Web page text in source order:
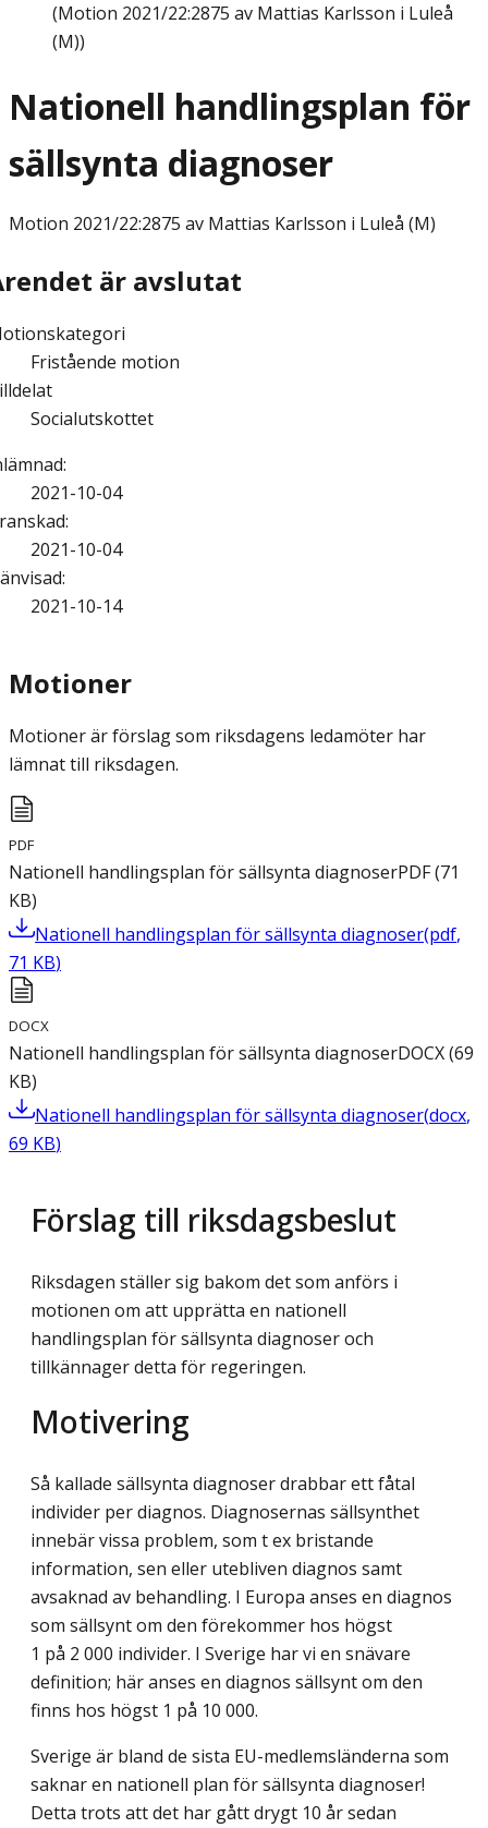
(Motion 2021/22:2875 av Mattias Karlsson i Luleå
(M))
Nationell handlingsplan för
sällsynta diagnoser
Motion 2021/22:2875 av Mattias Karlsson i Luleå (M)
är avslutat
Fristående motion
Socialutskottet
:
2021-10-04
:
2021-10-04
:
2021-10-14
Motioner
Motioner är förslag som riksdagens ledamöter har
lämnat till riksdagen.
PDF
Nationell handlingsplan för sällsynta diagnoserPDF(71
KB)
Nationell handlingsplan för sällsynta diagnoser(pdf,
71 KB)
DOCX
Nationell handlingsplan för sällsynta diagnoserDOCX(69
KB)
Nationell handlingsplan för sällsynta diagnoser(docx,
69 KB)
Förslag till riksdagsbeslut
Riksdagen ställer sig bakom det som anförs i
motionen om att upprätta en nationell
handlingsplan för sällsynta diagnoser och
tillkännager detta för regeringen.
Motivering
Så kallade sällsynta diagnoser drabbar ett fåtal
individer per diagnos. Diagnosernas sällsynthet
innebär vissa problem, som t ex bristande
information, sen eller utebliven diagnos samt
avsaknad av behandling. I Europa anses en diagnos
som sällsynt om den förekommer hos högst
1 på 2 000 individer. I Sverige har vi en snävare
definition; här anses en diagnos sällsynt om den
finns hos högst 1 på 10 000.
Sverige är bland de sista EU-medlemsländerna som
saknar en nationell plan för sällsynta diagnoser!
Detta trots att det har gått drygt 10 år sedan